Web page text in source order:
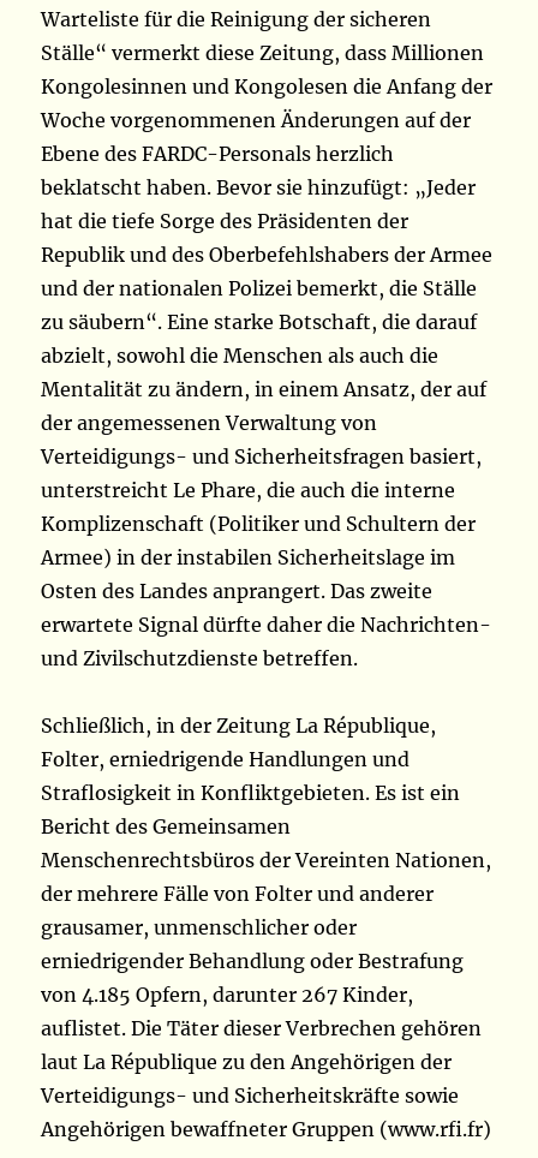
Warteliste für die Reinigung der sicheren
Ställe“ vermerkt diese Zeitung, dass Millionen
Kongolesinnen und Kongolesen die Anfang der
Woche vorgenommenen Änderungen auf der
Ebene des FARDC-Personals herzlich
beklatscht haben. Bevor sie hinzufügt: „Jeder
hat die tiefe Sorge des Präsidenten der
Republik und des Oberbefehlshabers der Armee
und der nationalen Polizei bemerkt, die Ställe
zu säubern“. Eine starke Botschaft, die darauf
abzielt, sowohl die Menschen als auch die
Mentalität zu ändern, in einem Ansatz, der auf
der angemessenen Verwaltung von
Verteidigungs- und Sicherheitsfragen basiert,
unterstreicht Le Phare, die auch die interne
Komplizenschaft (Politiker und Schultern der
Armee) in der instabilen Sicherheitslage im
Osten des Landes anprangert. Das zweite
erwartete Signal dürfte daher die Nachrichten-
und Zivilschutzdienste betreffen.
Schließlich, in der Zeitung La République,
Folter, erniedrigende Handlungen und
Straflosigkeit in Konfliktgebieten. Es ist ein
Bericht des Gemeinsamen
Menschenrechtsbüros der Vereinten Nationen,
der mehrere Fälle von Folter und anderer
grausamer, unmenschlicher oder
erniedrigender Behandlung oder Bestrafung
von 4.185 Opfern, darunter 267 Kinder,
auflistet. Die Täter dieser Verbrechen gehören
laut La République zu den Angehörigen der
Verteidigungs- und Sicherheitskräfte sowie
Angehörigen bewaffneter Gruppen (www.rfi.fr)